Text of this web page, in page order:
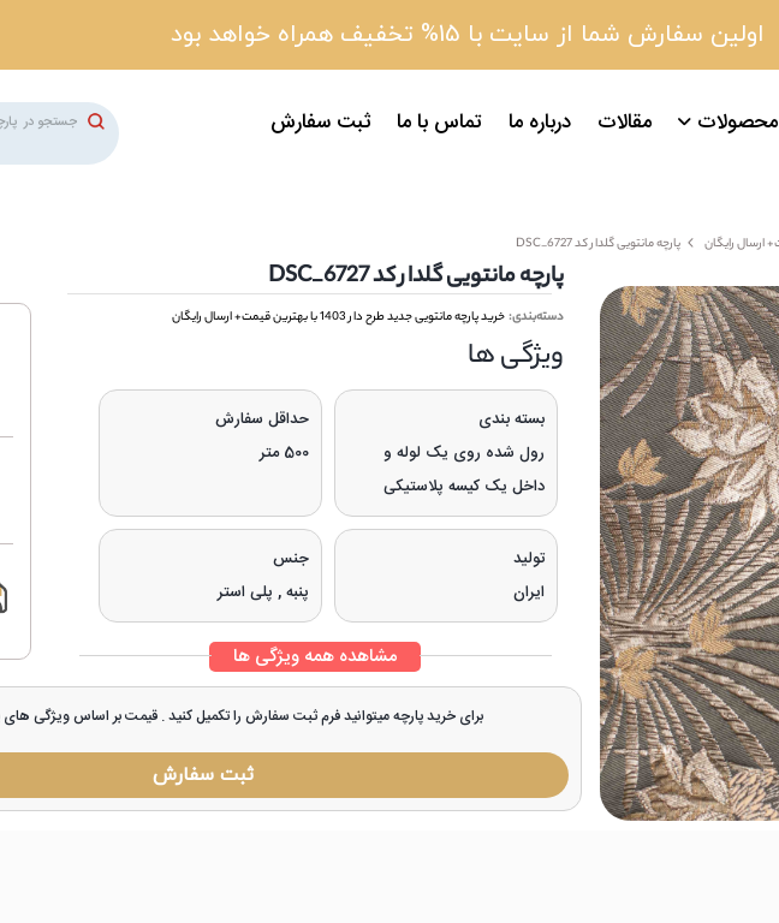
اولین سفارش شما از سایت با 15% تخفیف همراه خواهد بود
محصولات مقالات درباره ما تماس با ما ثبت سفارش
پارچه مانتویی گلدار کد DSC_6727
پارچه مانتویی گلدار کد DSC_6727
دسته‌بندی:خرید پارچه مانتویی جدید طرح دار 1403 با بهترین قیمت+ ارسال رایگان
ویژگی‌ ها
بسته بندی
رول شده روی یک لوله و
داخل یک کیسه پلاستیکی
حداقل سفارش
500 متر
تولید
ایران
جنس
پنبه , پلی استر
مشاهده همه ویژگی ها
برای خرید پارچه میتوانید فرم ثبت سفارش را تکمیل کنید . قیمت بر اساس ویژگی
ثبت سفارش